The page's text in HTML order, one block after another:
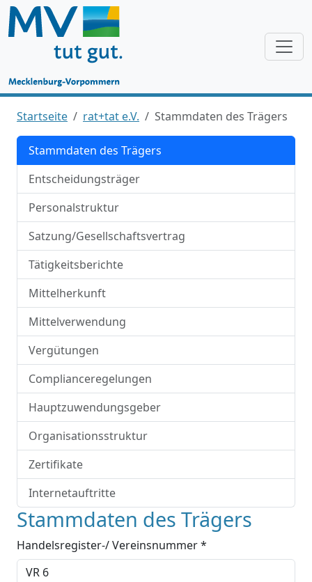
Startseite rat+tat e.V. Stammdaten des Trägers
Stammdaten des Trägers
Entscheidungsträger
Personalstruktur
Satzung/Gesellschaftsvertrag
Tätigkeitsberichte
Mittelherkunft
Mittelverwendung
Vergütungen
Complianceregelungen
Hauptzuwendungsgeber
Organisationsstruktur
Zertifikate
Internetauftritte
Stammdaten des Trägers
Handelsregister-/ Vereinsnummer *